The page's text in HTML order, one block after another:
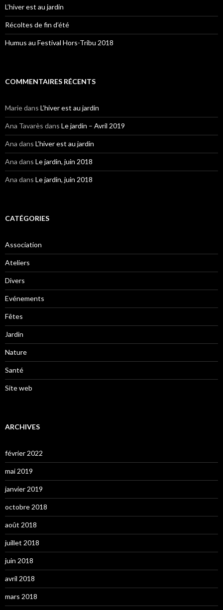
L’hiver est au jardin
Récoltes de fin d’été
Humus au Festival Hors-Tribu 2018
COMMENTAIRES RÉCENTS
Mariedans L’hiver est au jardin
Ana Tavarès dans Le jardin – Avril 2019
Ana dans L’hiver est au jardin
Ana dans Le jardin, juin 2018
Ana dans Le jardin, juin 2018
CATÉGORIES
Association
Ateliers
Divers
Evénements
Fêtes
Jardin
Nature
Santé
Site web
ARCHIVES
février 2022
mai 2019
janvier 2019
octobre 2018
août 2018
juillet 2018
juin 2018
avril 2018
mars 2018